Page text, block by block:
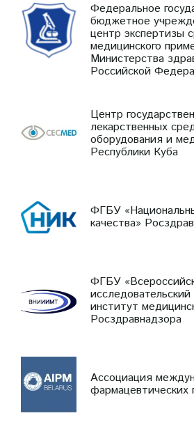
Федеральное
бюджетное
центр экспертизы
медицинского
Министерства
Российской
Центр
лекарственных
оборудования и
Республики Куба
ФГБУ
качества»
ФГБУ
институт
Росздравнадзора
Ассоциация
фармацевтических